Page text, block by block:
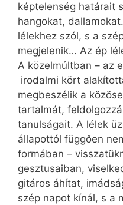
képtelenség határait
hangokat,
lélekhez szól, s a
megjelenik… Az ép
A közelmúltban – az
irodalmi kört
megbeszélik a
tartalmát,
tanulságait. A lélek
állapottól függően
formában –
gesztusaiban,
gitáros áhítat,
szép napot kínál, s a